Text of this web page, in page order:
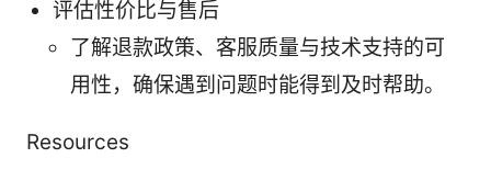
评估性价比与售后
了解退款政策、客服质量与技术支持的可
用性，确保遇到问题时能得到及时帮助。
Resources